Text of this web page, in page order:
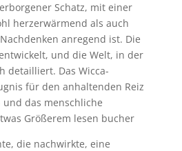
Schatz, mit einer
herzerwärmend als auch
anregend ist. Die
und die Welt, in der
detailliert. Das Wicca-
für den anhaltenden Reiz
das menschliche
Größerem lesen bucher
die nachwirkte, eine